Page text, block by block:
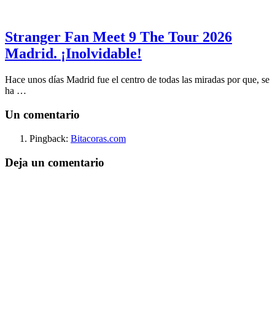
Stranger Fan Meet 9 The Tour 2026
Madrid. ¡Inolvidable!
Hace unos días Madrid fue el centro de todas las miradas por que, se
ha …
Un comentario
Pingback: Bitacoras.com
Deja un comentario